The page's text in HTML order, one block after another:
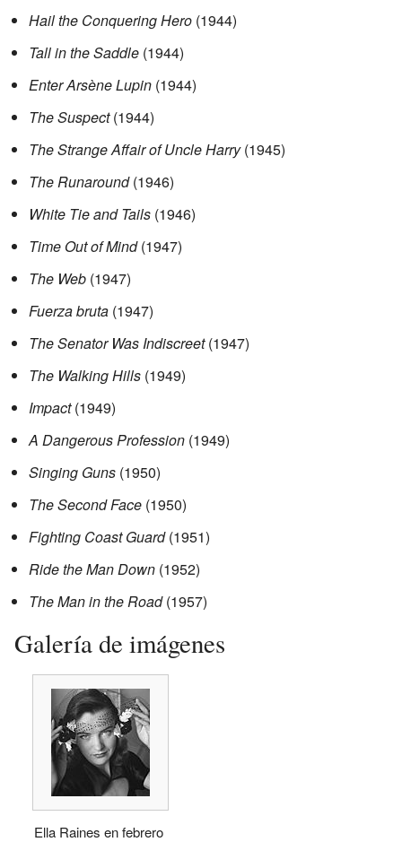
Hail the Conquering Hero (1944)
Tall in the Saddle (1944)
Enter Arsène Lupin (1944)
The Suspect(1944)
The Strange Affair of Uncle Harry(1945)
The Runaround(1946)
White Tie and Tails (1946)
Time Out of Mind(1947)
The Web (1947)
Fuerza bruta (1947)
The Senator Was Indiscreet(1947)
The Walking Hills (1949)
Impact(1949)
A Dangerous Profession (1949)
Singing Guns (1950)
The Second Face (1950)
Fighting Coast Guard(1951)
Ride the Man Down (1952)
The Man in the Road(1957)
Galería de imágenes
Ella Raines en febrero